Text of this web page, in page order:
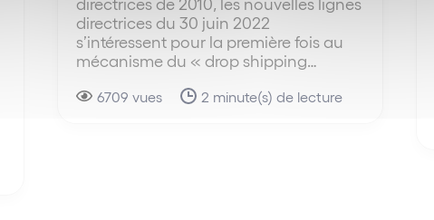
directrices du 30 juin 2022
s’intéressent pour la première fois au
mécanisme du « drop shipping…
6709 vues 2 minute(s) de lecture